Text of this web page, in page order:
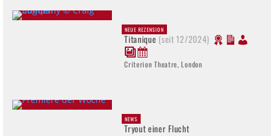
NEUE REZENSION
Titanique(seit 12/2024)
Criterion Theatre, London
NEWS
Tryout einer Flucht